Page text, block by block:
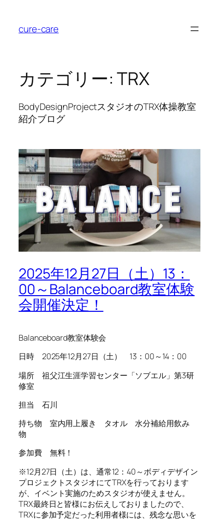
cure-care
カテゴリー:TRX
BodyDesignProjectスタジオのTRX体操教室
紹介ブログ
2025年12月27日（土）13：
00～Balanceboard教室体験
会開催決定！
Balanceboard教室体験会
日時 2025年12月27日（土） 13：00～14：00
場所 祖父江生涯学習センター「ソブエル」第3研
修室
担当 石川
持ち物 室内用上履き タオル 水分補給用飲み
物
参加費 無料！
※12月27日（土）は、通常12：40～ボディデザイン
プロジェクトスタジオにてTRXを行っております
が、イベント実施のためスタジオが使えません。
TRX最終日と皆様にお伝えしておりましたので、
TRXに参加予定だった利用者様には、残念な思いを